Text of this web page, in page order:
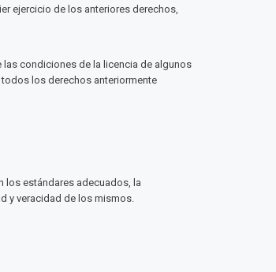
ejercicio de los anteriores derechos,
condiciones de la licencia de algunos
los derechos anteriormente
los estándares adecuados, la
y veracidad de los mismos.